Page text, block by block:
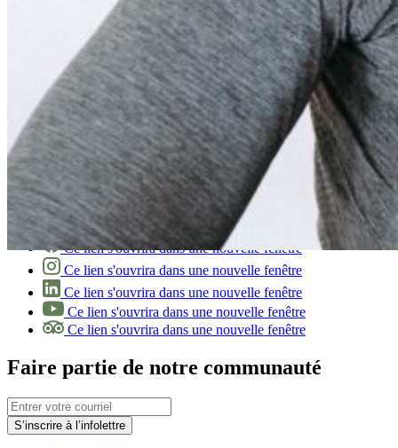
Offres d’emploi
Partenariat et recherche
Blogue
Médias
Planifier ma visite
Foire aux questions
Transport en commun
Stationnement
Nous suivre
Ce lien s'ouvrira dans une nouvelle fenêtre
Ce lien s'ouvrira dans une nouvelle fenêtre
Ce lien s'ouvrira dans une nouvelle fenêtre
Ce lien s'ouvrira dans une nouvelle fenêtre
Ce lien s'ouvrira dans une nouvelle fenêtre
Faire partie de notre communauté
S’inscrire à l’infolettre